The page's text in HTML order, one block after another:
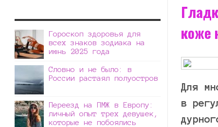
коже
Для
в
Гороскоп здоровья для
всех знаков зодиака на
июнь 2025 года
Словно и не было: в
России растаял полуостров
Переезд на ПМЖ в Европу:
личный опыт трех девушек,
которые не побоялись